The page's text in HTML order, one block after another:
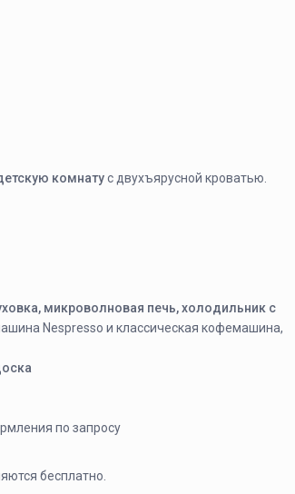
комнатус двухъярусной кроватью.
микроволновая печь, холодильник с
Nespresso и классическая кофемашина,
по запросу
бесплатно.